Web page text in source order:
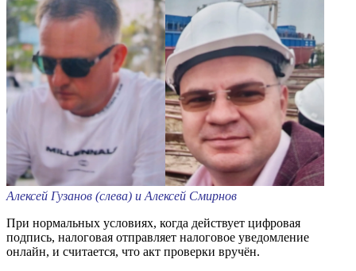
Алексей Гузанов (слева) и Алексей Смирнов
При нормальных условиях, когда действует цифровая
подпись, налоговая отправляет налоговое уведомление
онлайн, и считается, что акт проверки вручён.